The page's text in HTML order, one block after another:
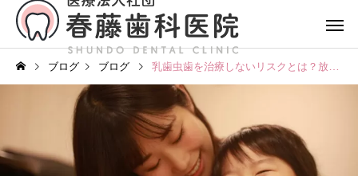
ブログ ブログ 乳歯虫歯を治療しないリスクとは？放置せず今すぐできる予防法と治療法